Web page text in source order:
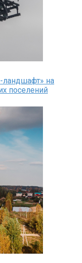
ландшафт» на
поселений